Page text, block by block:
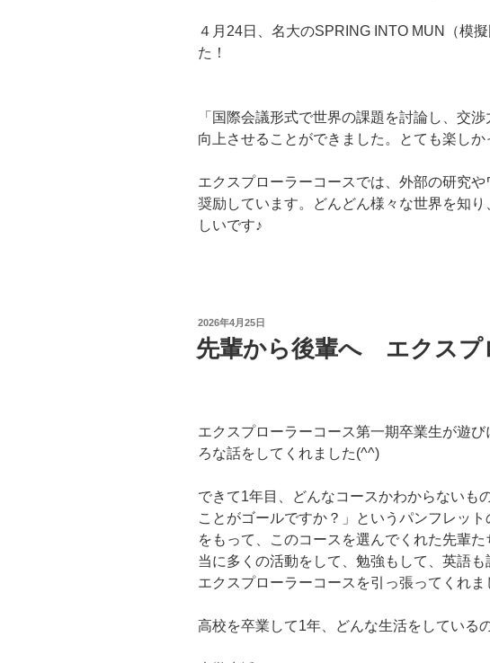
４月24日、名大のSPRING INTO MUN（模
た！
「国際会議形式で世界の課題を討論し、交
向上させることができました。とても楽し
エクスプローラーコースでは、外部の研究
奨励しています。どんどん様々な世界を知
しいです♪
投
稿
日:
2026年4月25日
先輩から後輩へ エクスプ
エクスプローラーコース第一期卒業生が遊
ろな話をしてくれました(^^)
できて1年目、どんなコースかわからないも
ことがゴールですか？」というパンフレッ
をもって、このコースを選んでくれた先輩
当に多くの活動をして、勉強もして、英語も
エクスプローラーコースを引っ張ってくれま
高校を卒業して1年、どんな生活をしている